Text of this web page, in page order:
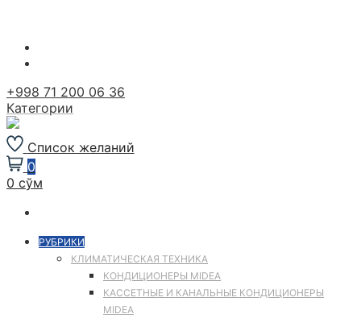
Перейти
+998 71 200 06 36
Категории
Список желаний
0
0 сўм
РУБРИКИ
КЛИМАТИЧЕСКАЯ ТЕХНИКА
КОНДИЦИОНЕРЫ MIDEA
КАССЕТНЫЕ И КАНАЛЬНЫЕ КОНДИЦИОНЕРЫ
MIDEA